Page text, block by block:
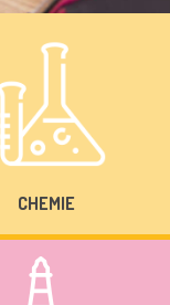
CHEMIE